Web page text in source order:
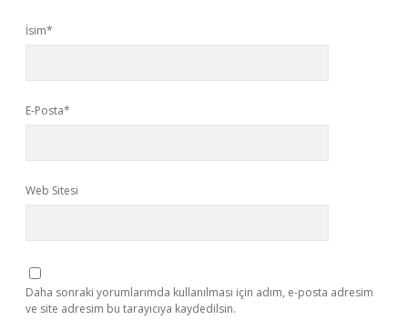
İsim*
E-Posta*
Web Sitesi
Daha sonraki yorumlarımda kullanılması için adım, e-posta adresim
ve site adresim bu tarayıcıya kaydedilsin.